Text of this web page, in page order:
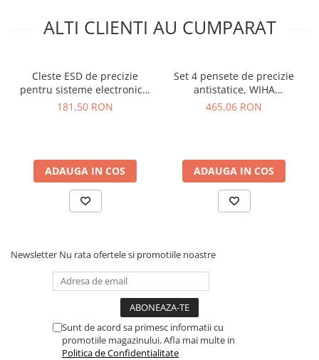
Ce contine cutia?
1x Husa
1x Penseta 2A SA
1x Penseta 00D SA
1x Penseta 5 SA
1x Penseta 00 SA
1x Penseta AA SA
ALTI CLIENTI AU CUMPARAT
Cleste ESD de precizie
pentru sisteme electronice,
Knipex 35 22 115 ESD
181,50 RON
ADAUGA IN COS
Set 4 pensete de precizie
antistatice, WIHA
Professional ESD 32349
465,06 RON
ADAUGA IN COS
Newsletter Nu rata ofertele si promotiile noastre
Sunt de acord sa primesc informatii cu
promotiile magazinului. Afla mai multe in
Politica de Confidentialitate